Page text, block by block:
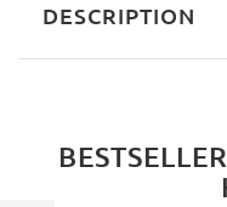
DESCRIPTION